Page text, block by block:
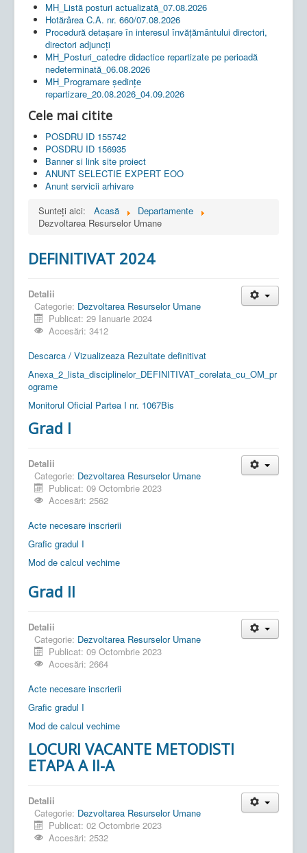
MH_Listă posturi actualizată_07.08.2026
Hotărârea C.A. nr. 660/07.08.2026
Procedură detașare în interesul învățământului directori,
directori adjuncți
MH_Posturi_catedre didactice repartizate pe perioadă
nedeterminată_06.08.2026
MH_Programare ședințe
repartizare_20.08.2026_04.09.2026
Cele mai citite
POSDRU ID 155742
POSDRU ID 156935
Banner si link site proiect
ANUNT SELECTIE EXPERT EOO
Anunt servicii arhivare
Sunteți aici:
Acasă
Departamente
Dezvoltarea Resurselor Umane
DEFINITIVAT 2024
Detalii
Categorie: Dezvoltarea Resurselor Umane
Publicat: 29 Ianuarie 2024
Accesări: 3412
Descarca / Vizualizeaza Rezultate definitivat
Anexa_2_lista_disciplinelor_DEFINITIVAT_corelata_cu_OM_pr
ograme
Monitorul Oficial Partea I nr. 1067Bis
Grad I
Detalii
Categorie: Dezvoltarea Resurselor Umane
Publicat: 09 Octombrie 2023
Accesări: 2562
Acte necesare inscrierii
Grafic gradul I
Mod de calcul vechime
Grad II
Detalii
Categorie: Dezvoltarea Resurselor Umane
Publicat: 09 Octombrie 2023
Accesări: 2664
Acte necesare inscrierii
Grafic gradul I
Mod de calcul vechime
LOCURI VACANTE METODISTI
ETAPA A II-A
Detalii
Categorie: Dezvoltarea Resurselor Umane
Publicat: 02 Octombrie 2023
Accesări: 2532